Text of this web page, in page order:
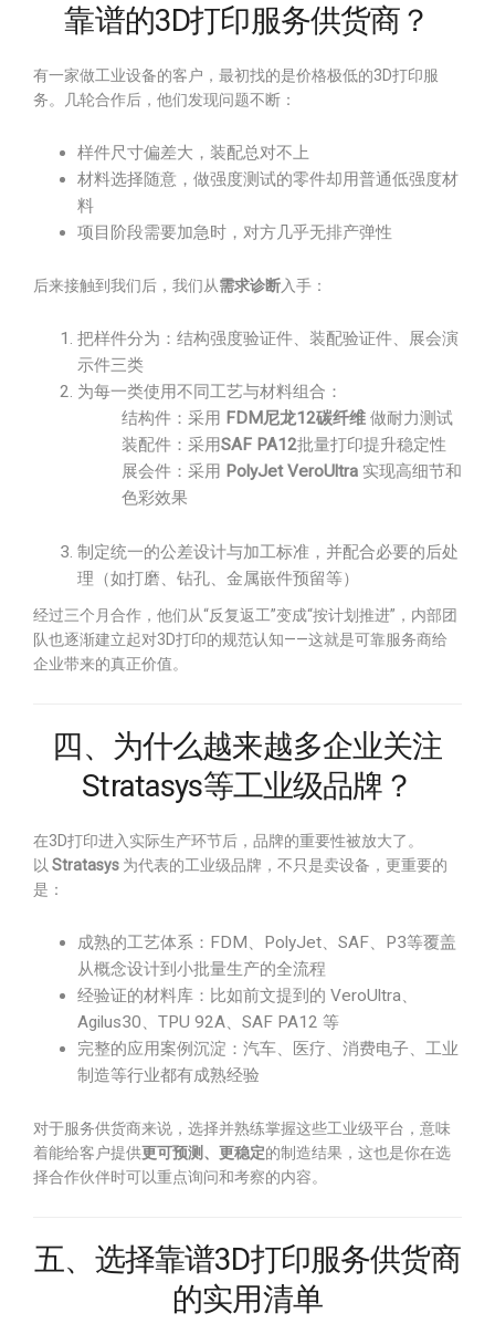
靠谱的3D打印服务供货商？
有一家做工业设备的客户，最初找的是价格极低的3D打印服
务。几轮合作后，他们发现问题不断：
样件尺寸偏差大，装配总对不上
材料选择随意，做强度测试的零件却用普通低强度材
料
项目阶段需要加急时，对方几乎无排产弹性
后来接触到我们后，我们从需求诊断入手：
把样件分为：结构强度验证件、装配验证件、展会演
示件三类
为每一类使用不同工艺与材料组合：
结构件：采用 FDM尼龙12碳纤维 做耐力测试
装配件：采用SAF PA12批量打印提升稳定性
展会件：采用 PolyJet VeroUltra 实现高细节和
色彩效果
制定统一的公差设计与加工标准，并配合必要的后处
理（如打磨、钻孔、金属嵌件预留等）
经过三个月合作，他们从“反复返工”变成“按计划推进”，内部团
队也逐渐建立起对3D打印的规范认知——这就是可靠服务商给
企业带来的真正价值。
四、为什么越来越多企业关注
Stratasys等工业级品牌？
在3D打印进入实际生产环节后，品牌的重要性被放大了。
以 Stratasys 为代表的工业级品牌，不只是卖设备，更重要的
是：
成熟的工艺体系：FDM、PolyJet、SAF、P3等覆盖
从概念设计到小批量生产的全流程
经验证的材料库：比如前文提到的 VeroUltra、
Agilus30、TPU 92A、SAF PA12 等
完整的应用案例沉淀：汽车、医疗、消费电子、工业
制造等行业都有成熟经验
对于服务供货商来说，选择并熟练掌握这些工业级平台，意味
着能给客户提供更可预测、更稳定的制造结果，这也是你在选
择合作伙伴时可以重点询问和考察的内容。
五、选择靠谱3D打印服务供货商
的实用清单